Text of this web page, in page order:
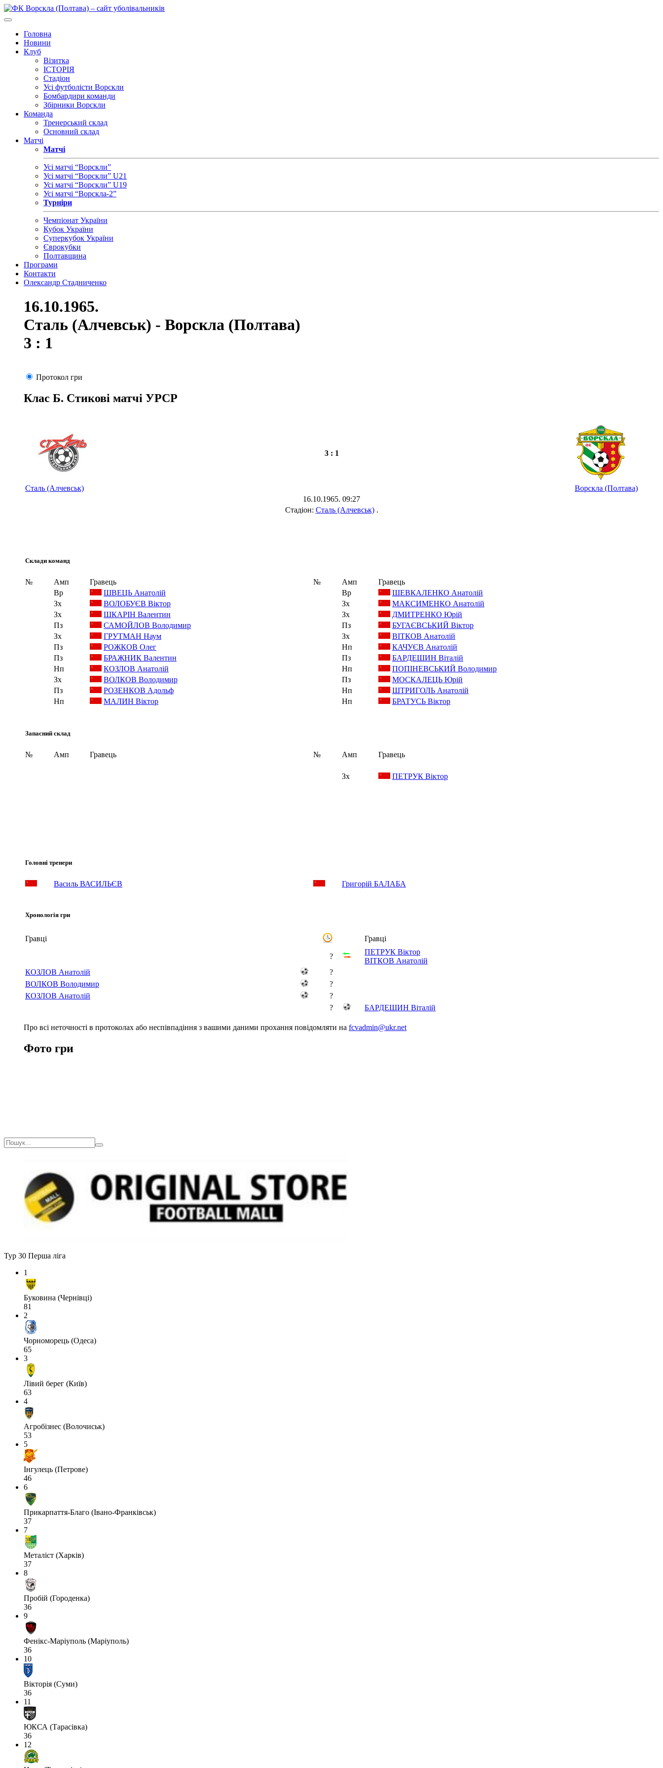
Головна
Новини
Клуб
Візитка
ІСТОРІЯ
Стадіон
Усі футболісти Ворскли
Бомбардири команди
Збірники Ворскли
Команда
Тренерський склад
Основний склад
Матчі
Матчі
Усі матчі “Ворскли”
Усі матчі “Ворскли” U21
Усі матчі “Ворскли” U19
Усі матчі “Ворскла-2”
Турніри
Чемпіонат України
Кубок України
Суперкубок України
Єврокубки
Полтавщина
Програми
Контакти
Олександр Стадниченко
16.10.1965.
Сталь (Алчевськ) - Ворскла (Полтава)
3 : 1
Протокол гри
Клас Б. Стикові матчі УРСР
3 : 1
Сталь (Алчевськ)
Ворскла (Полтава)
16.10.1965. 09:27
Стадіон: Сталь (Алчевськ).
Склади команд
№ Амп Гравець № Амп
Гравець
Вр
ШВЕЦЬ Анатолій Вр
ШЕВКАЛЕНКО Анатолій
Зх
ВОЛОБУЄВ Віктор Зх
МАКСИМЕНКО Анатолій
Зх
ШКАРІН Валентин Зх
ДМИТРЕНКО Юрій
Пз
САМОЙЛОВ Володимир Пз
БУГАЄВСЬКИЙ Віктор
Зх
ГРУТМАН Наум Зх
ВІТКОВ Анатолій
Пз
РОЖКОВ Олег Нп
КАЧУЄВ Анатолій
Пз
БРАЖНИК Валентин Пз
БАРДЕШИН Віталій
Нп
КОЗЛОВ Анатолій Нп
ПОПІНЕВСЬКИЙ Володимир
Зх
ВОЛКОВ Володимир Пз
МОСКАЛЕЦЬ Юрій
Пз
РОЗЕНКОВ Адольф Нп
ШТРИГОЛЬ Анатолій
Нп
МАЛИН Віктор Нп БРАТУСЬ Віктор
Запасний склад
№ Амп Гравець № Амп Гравець
Зх ПЕТРУК Віктор
Головні тренери
Василь ВАСИЛЬЄВ Григорій БАЛАБА
Хронологія гри
Гравці Гравці
?
ПЕТРУК Віктор
ВІТКОВ Анатолій
КОЗЛОВ Анатолій
?
ВОЛКОВ Володимир
?
КОЗЛОВ Анатолій
?
?
БАРДЕШИН Віталій
Про всі неточності в протоколах або неспівпадіння з вашими даними прохання повідомляти на fcvadmin@ukr.net
Фото гри
Тур 30 Перша ліга
1
Буковина (Чернівці)
81
2
Чорноморець (Одеса)
65
3
Лівий берег (Київ)
63
4
Агробізнес (Волочиськ)
53
5
Інгулець (Петрове)
46
6
Прикарпаття-Благо (Івано-Франківськ)
37
7
Металіст (Харків)
37
8
Пробій (Городенка)
36
9
Фенікс-Маріуполь (Маріуполь)
36
10
Вікторія (Суми)
36
11
ЮКСА (Тарасівка)
36
12